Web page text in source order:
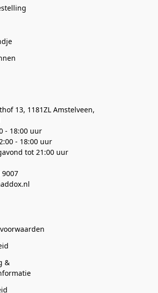
13, 1181ZL Amstelveen,
- 18:00 uur
- 18:00 uur
tot 21:00 uur
9007
&